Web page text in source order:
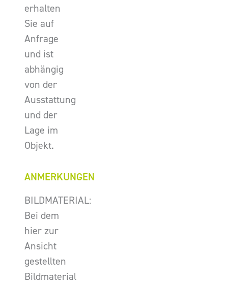
erhalten
Sie auf
Anfrage
und ist
abhängig
von der
Ausstattung
und der
Lage im
Objekt.
ANMERKUNGEN
BILDMATERIAL:
Bei dem
hier zur
Ansicht
gestellten
Bildmaterial